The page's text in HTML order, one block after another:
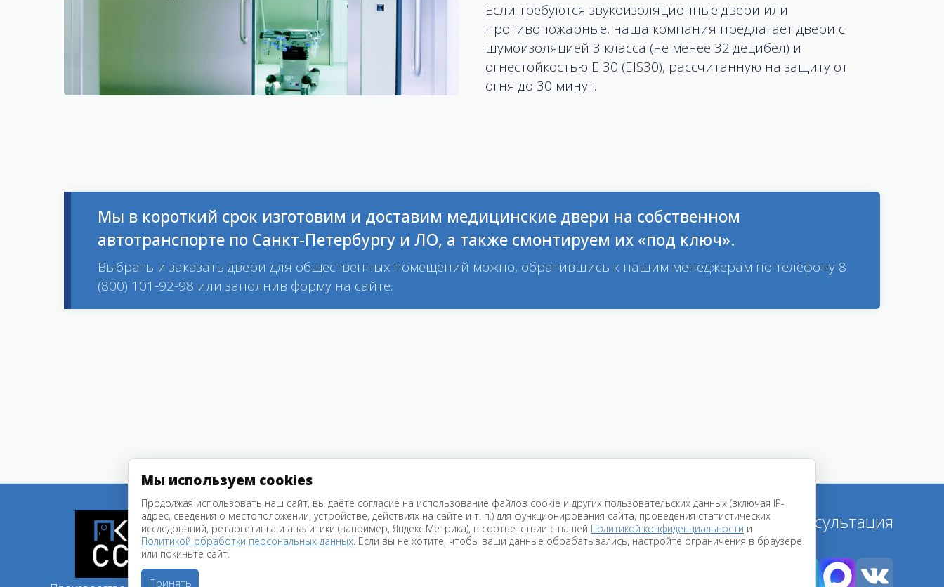
Если требуются звукоизоляционные двери или
противопожарные, наша компания предлагает двери с
шумоизоляцией 3 класса (не менее 32 децибел) и
огнестойкостью ЕI30 (EIS30), рассчитанную на защиту от
огня до 30 минут.
Мы в короткий срок изготовим и доставим медицинские двери на собственном
автотранспорте по Санкт-Петербургу и ЛО, а также смонтируем их «под ключ».
Выбрать и заказать двери для общественных помещений можно, обратившись к нашим менеджерам по телефону 8
(800) 101-92-98 или заполнив форму на сайте.
st@camis.spb.ru
ofisrika@yandex.ru
Срочная консультация
Услуги
Каталог
Продукция
Дизайн
Мы используем cookies
Продолжая использовать наш сайт, вы даёте согласие на использование файлов cookie и других пользовательских данных (включая IP-
адрес, сведения о местоположении, устройстве, действиях на сайте и т. п.) для функционирования сайта, проведения статистических
исследований, ретаргетинга и аналитики (например, Яндекс.Метрика), в соответствии с нашей Политикой конфиденциальности и
Политикой обработки персональных данных . Если вы не хотите, чтобы ваши данные обрабатывались, настройте ограничения в браузере
или покиньте сайт.
Принять